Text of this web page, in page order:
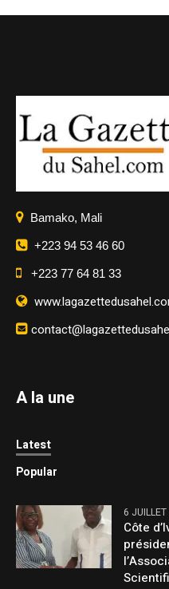
Bamako, Mali
+223 94 53 46 60
+223 77 64 81 33
A la une
Latest
Popular
6
Côte